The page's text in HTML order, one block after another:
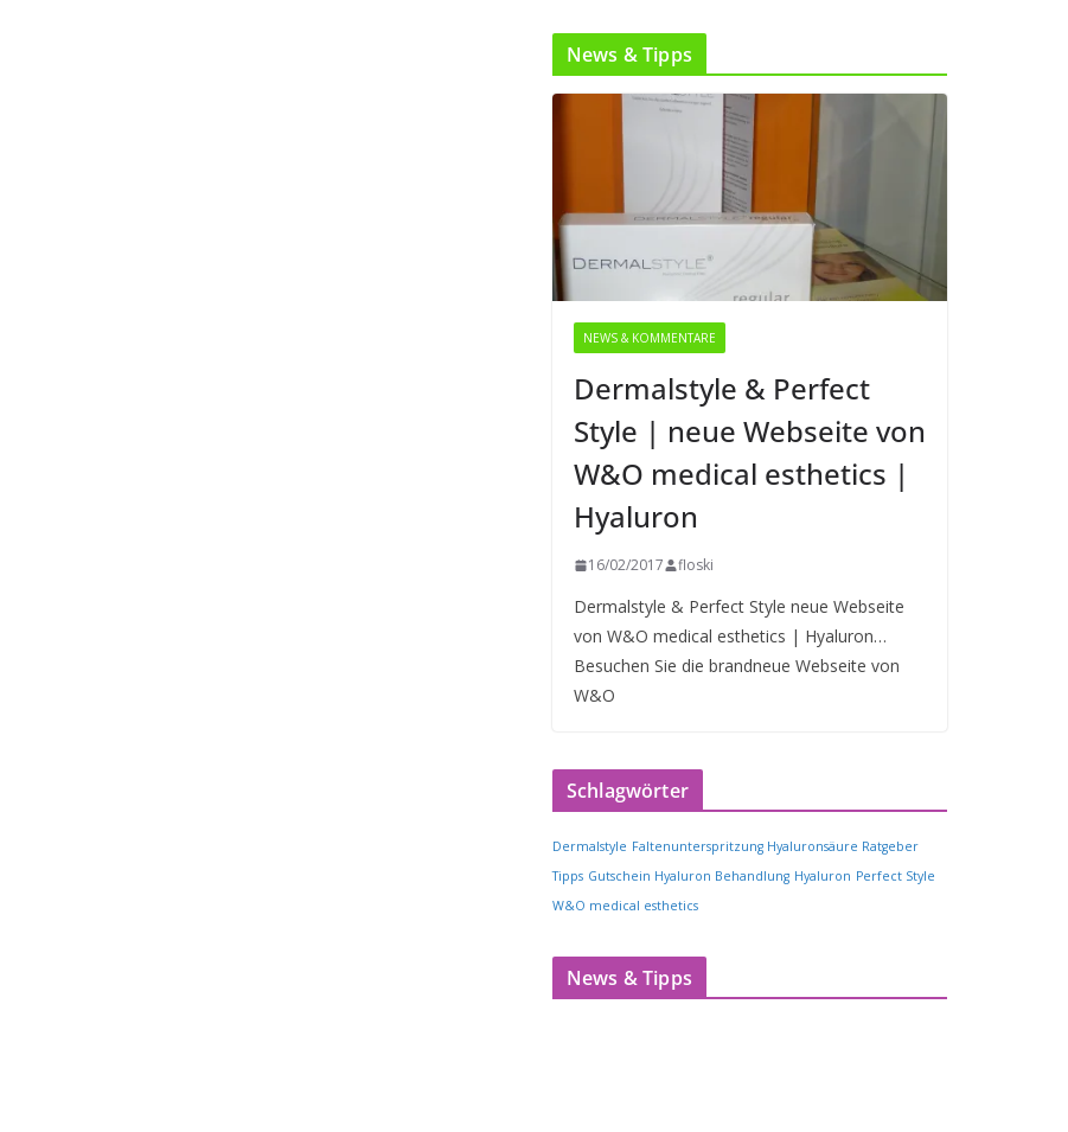
News & Tipps
NEWS & KOMMENTARE
Dermalstyle & Perfect
Style | neue Webseite von
W&O medical esthetics |
Hyaluron
16/02/2017 floski
Dermalstyle & Perfect Style neue Webseite
von W&O medical esthetics | Hyaluron…
Besuchen Sie die brandneue Webseite von
W&O
Schlagwörter
Dermalstyle Faltenunterspritzung Hyaluronsäure Ratgeber
Tipps Gutschein Hyaluron Behandlung Hyaluron Perfect Style
W&O medical esthetics
News & Tipps